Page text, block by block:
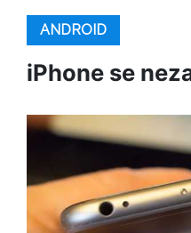
ANDROID
iPhone se